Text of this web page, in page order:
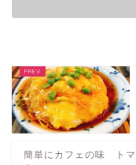
簡単にカフェの味 トマ